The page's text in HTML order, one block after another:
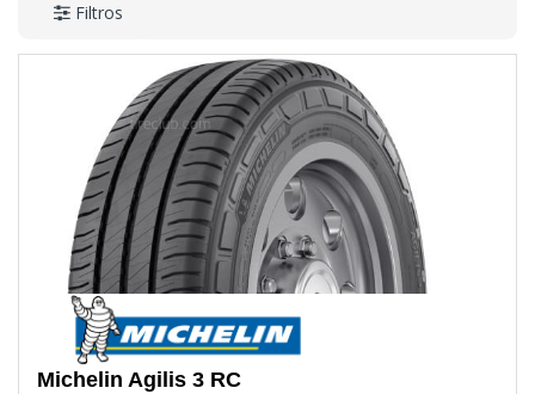
Filtros
Michelin Agilis 3 RC